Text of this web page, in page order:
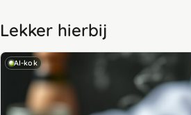
Lekker hierbij
AI-kok